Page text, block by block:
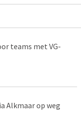
teams met VG-
Alkmaar op weg